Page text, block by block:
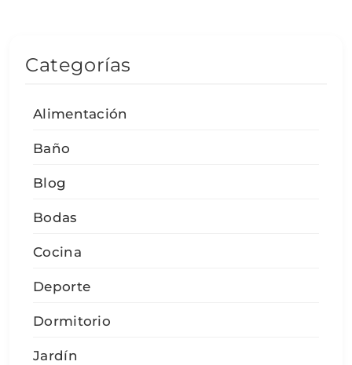
Categorías
Alimentación
Baño
Blog
Bodas
Cocina
Deporte
Dormitorio
Jardín